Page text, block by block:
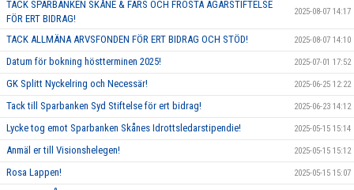
TACK SPARBANKEN SKÅNE & FÄRS OCH FROSTA ÄGARSTIFTELSE
FÖR ERT BIDRAG!
2025-08-07 14:17
TACK ALLMÄNA ARVSFONDEN FÖR ERT BIDRAG OCH STÖD! 2025-08-07 14:10
Datum för bokning höstterminen 2025! 2025-07-01 17:52
GK Splitt Nyckelring och Necessär! 2025-06-25 12:22
Tack till Sparbanken Syd Stiftelse för ert bidrag! 2025-06-23 14:12
Lycke tog emot Sparbanken Skånes Idrottsledarstipendie! 2025-05-15 15:14
Anmäl er till Visionshelegen! 2025-05-15 15:12
Rosa Lappen! 2025-05-15 15:07